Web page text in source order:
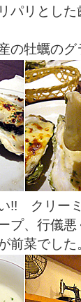
パリとし
の牡蠣のグ
!! クリー
プ、行儀
前菜でした